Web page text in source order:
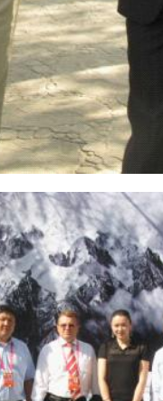
寻味腊八 欢聚暖冬